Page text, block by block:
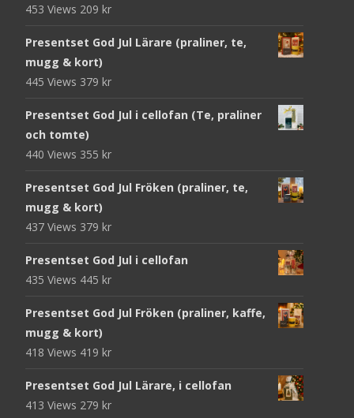
453 Views 209 kr
Presentset God Jul Lärare (praliner, te,
mugg & kort)
445 Views 379 kr
Presentset God Jul i cellofan (Te, praliner
och tomte)
440 Views 355 kr
Presentset God Jul Fröken (praliner, te,
mugg & kort)
437 Views 379 kr
Presentset God Jul i cellofan
435 Views 445 kr
Presentset God Jul Fröken (praliner, kaffe,
mugg & kort)
418 Views 419 kr
Presentset God Jul Lärare, i cellofan
413 Views 279 kr